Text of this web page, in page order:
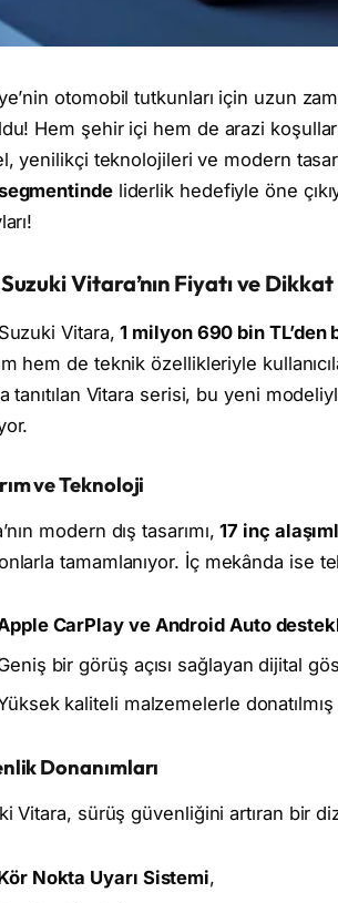
otomobil tutkunları için uzun
Hem şehir içi hem de arazi
yenilikçi teknolojileri ve modern
liderlik hedefiyle öne
Vitara’nın Fiyatı ve
Vitara,1 milyon 690 bin
hem de teknik özellikleriyle
tanıtılan Vitara serisi, bu yeni
ve Teknoloji
modern dış tasarımı,17 inç
tamamlanıyor. İç mekânda ise
CarPlay ve Android Auto
bir görüş açısı sağlayan dijital
kaliteli malzemelerle
Donanımları
Vitara, sürüş güvenliğini artıran bir
Nokta Uyarı Sistemi,